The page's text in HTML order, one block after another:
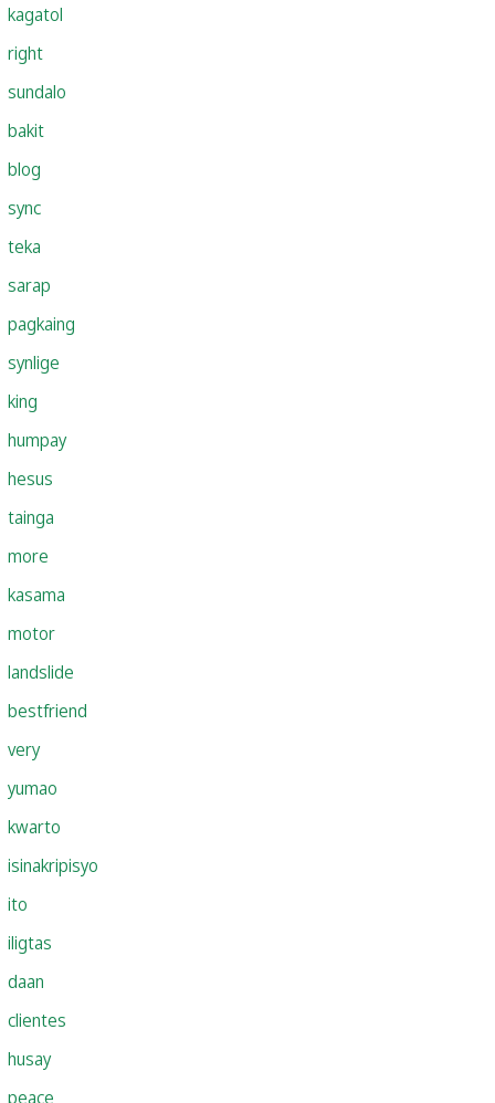
kagatol
right
sundalo
bakit
blog
sync
teka
sarap
pagkaing
synlige
king
humpay
hesus
tainga
more
kasama
motor
landslide
bestfriend
very
yumao
kwarto
isinakripisyo
ito
iligtas
daan
clientes
husay
peace